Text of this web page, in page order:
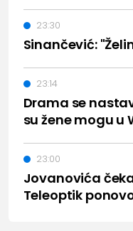
Sinančević:
23:30
Drama se
su žene mogu u
23:14
Jovanovića
Teleoptik
23:00